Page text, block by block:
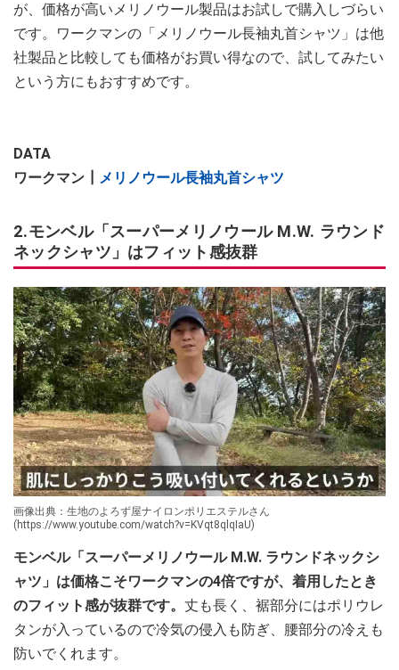
が、価格が高いメリノウール製品はお試しで購入しづらい
です。ワークマンの「メリノウール長袖丸首シャツ」は他
社製品と比較しても価格がお買い得なので、試してみたい
という方にもおすすめです。
DATA
ワークマン┃ メリノウール長袖丸首シャツ
2.モンベル「スーパーメリノウール M.W. ラウンド
ネックシャツ」はフィット感抜群
画像出典：生地のよろず屋ナイロンポリエステルさん
(https://www.youtube.com/watch?v=KVqt8qlqIaU)
モンベル「スーパーメリノウール M.W. ラウンドネックシ
ャツ」は価格こそワークマンの4倍ですが、着用したとき
のフィット感が抜群です。 丈も長く、裾部分にはポリウレ
タンが入っているので冷気の侵入も防ぎ、腰部分の冷えも
防いでくれます。